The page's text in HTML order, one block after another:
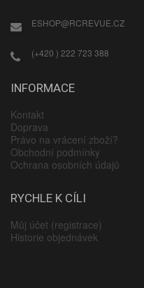
ESHOP@RCREVUE.CZ
(+420 ) 222 723 388
INFORMACE
Kontakt
Doprava
Právo na vrácení zboží?
Obchodní podmínky
Ochrana osobních údajů
RYCHLE K CÍLI
Můj účet (registrace)
Historie objednávek